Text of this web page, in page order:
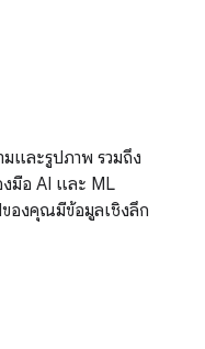
มและรูปภาพ รวมถึง
งมือ AI และ ML
องคุณมีข้อมูลเชิงลึก